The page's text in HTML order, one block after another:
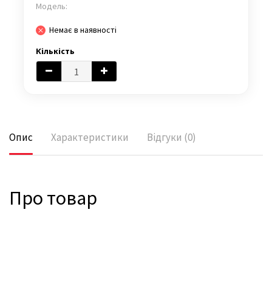
Модель:
Немає в наявності
Кількість
Опис Характеристики Відгуки (0)
Про товар